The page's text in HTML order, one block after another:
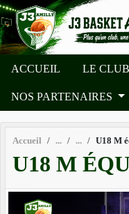
ACCUEIL LE CLUB
NOS PARTENAIRES
Accueil U18 M
U18 M
Panneau de gestion des